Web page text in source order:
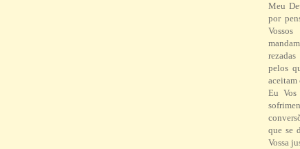
Meu
por
pelos
aceitam
Eu Vos
que se
Vossa